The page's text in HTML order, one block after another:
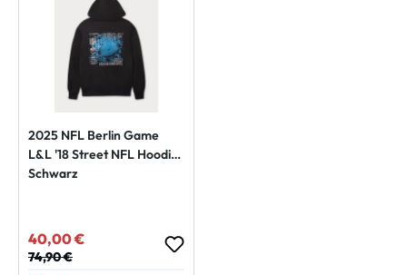
2025 NFL Berlin Game
L&L '18 Street NFL Hoodie
Schwarz
Verkaufspreis:
40,00 €
Regulärer Preis:
74,90 €